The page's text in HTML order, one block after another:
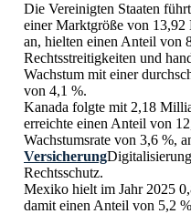
Die Vereinigten Staaten
einer Marktgröße von
an, hielten einen Anteil von
Rechtsstreitigkeiten und
Wachstum mit einer
von 4,1 %.
Kanada folgte mit 2,18
erreichte einen Anteil von
Wachstumsrate von 3,6 %,
Versicherung
Rechtsschutz.
Mexiko hielt im Jahr 2025
damit einen Anteil von 5,2